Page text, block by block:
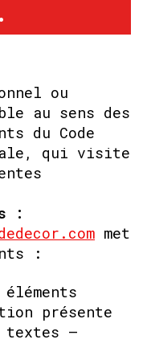
ou
au sens des
du Code
qui visite
:
met
:
éléments
présente
textes –